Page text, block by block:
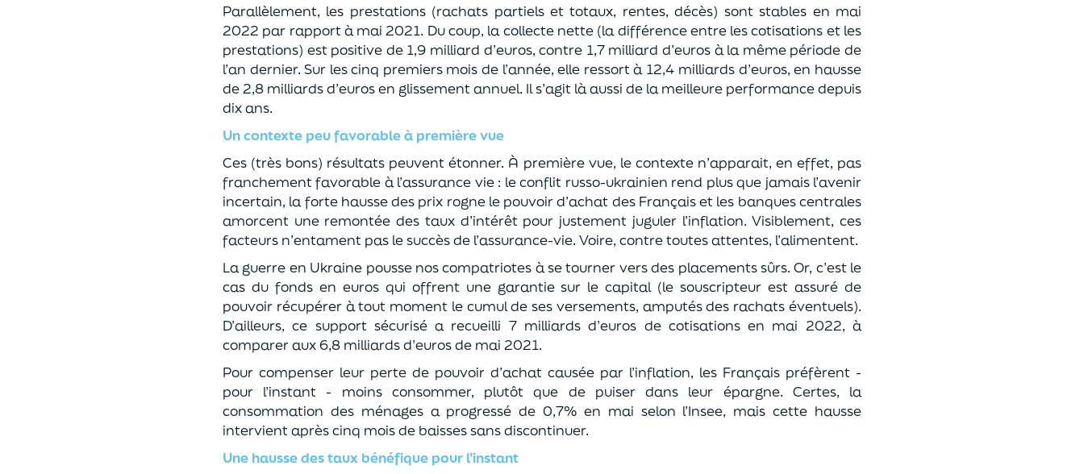
Parallèlement, les prestations (rachats partiels et totaux, rentes, décès) sont stables en mai
2022 par rapport à mai 2021. Du coup, la collecte nette (la différence entre les cotisations et les
prestations) est positive de 1,9 milliard d’euros, contre 1,7 milliard d’euros à la même période de
l’an dernier. Sur les cinq premiers mois de l’année, elle ressort à 12,4 milliards d’euros, en hausse
de 2,8 milliards d’euros en glissement annuel. Il s’agit là aussi de la meilleure performance depuis
dix ans.
Un contexte peu favorable à première vue
Ces (très bons) résultats peuvent étonner. À première vue, le contexte n’apparait, en effet, pas
franchement favorable à l’assurance vie : le conflit russo-ukrainien rend plus que jamais l’avenir
incertain, la forte hausse des prix rogne le pouvoir d’achat des Français et les banques centrales
amorcent une remontée des taux d’intérêt pour justement juguler l’inflation. Visiblement, ces
facteurs n’entament pas le succès de l’assurance-vie. Voire, contre toutes attentes, l’alimentent.
La guerre en Ukraine pousse nos compatriotes à se tourner vers des placements sûrs. Or, c’est le
cas du fonds en euros qui offrent une garantie sur le capital (le souscripteur est assuré de
pouvoir récupérer à tout moment le cumul de ses versements, amputés des rachats éventuels).
D’ailleurs, ce support sécurisé a recueilli 7 milliards d’euros de cotisations en mai 2022, à
comparer aux 6,8 milliards d’euros de mai 2021.
Pour compenser leur perte de pouvoir d’achat causée par l’inflation, les Français préfèrent -
pour l’instant - moins consommer, plutôt que de puiser dans leur épargne. Certes, la
consommation des ménages a progressé de 0,7% en mai selon l’Insee, mais cette hausse
intervient après cinq mois de baisses sans discontinuer.
Une hausse des taux bénéfique pour l’instant